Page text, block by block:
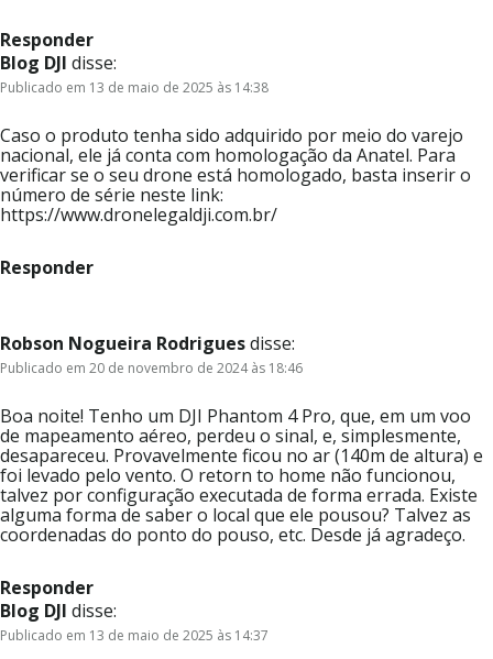
Responder
Blog DJI disse:
Publicado em 13 de maio de 2025 às 14:38
Caso o produto tenha sido adquirido por meio do varejo
nacional, ele já conta com homologação da Anatel. Para
verificar se o seu drone está homologado, basta inserir o
número de série neste link:
https://www.dronelegaldji.com.br/
Responder
Robson Nogueira Rodriguesdisse:
Publicado em 20 de novembro de 2024 às 18:46
Boa noite! Tenho um DJI Phantom 4 Pro, que, em um voo
de mapeamento aéreo, perdeu o sinal, e, simplesmente,
desapareceu. Provavelmente ficou no ar (140m de altura) e
foi levado pelo vento. O retorn to home não funcionou,
talvez por configuração executada de forma errada. Existe
alguma forma de saber o local que ele pousou? Talvez as
coordenadas do ponto do pouso, etc. Desde já agradeço.
Responder
Blog DJI disse:
Publicado em 13 de maio de 2025 às 14:37